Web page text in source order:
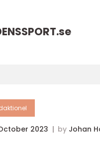
se
2023 by Johan